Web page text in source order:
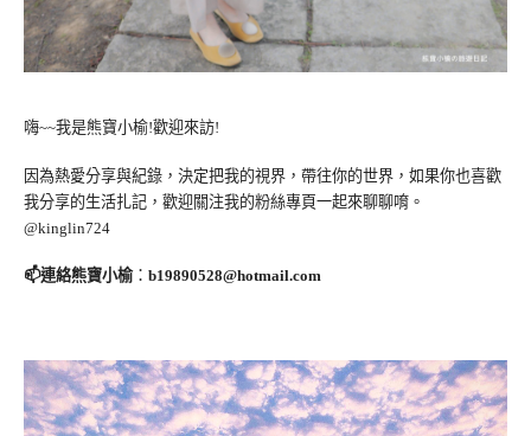
嗨~~我是熊寶小榆!歡迎來訪!
因為熱愛分享與紀錄，決定把我的視界，帶往你的世界，如果你也喜歡
我分享的生活扎記，歡迎關注我的粉絲專頁一起來聊聊唷。
@kinglin724
📫連絡熊寶小榆： b19890528@hotmail.com